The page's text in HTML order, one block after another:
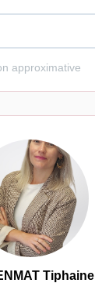
Tiphaine